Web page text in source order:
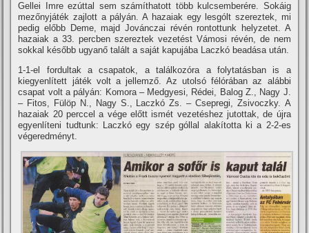
Gellei Imre ezúttal sem számí­thatott több kulcsemberére. Sokáig
mezőnyjáték zajlott a pályán. A hazaiak egy lesgólt szereztek, mi
pedig előbb Deme, majd Jovánczai révén rontottunk helyzetet. A
hazaiak a 33. percben szereztek vezetést Vámosi révén, de nem
sokkal később ugyanő talált a saját kapujába Laczkó beadása után.
1-1-el fordultak a csapatok, a találkozóra a folytatásban is a
kiegyenlí­tett játék volt a jellemző. Az utolsó félórában az alábbi
csapat volt a pályán: Komora – Medgyesi, Rédei, Balog Z., Nagy J.
– Fitos, Fülöp N., Nagy S., Laczkó Zs. – Csepregi, Zsivoczky. A
hazaiak 20 perccel a vége előtt ismét vezetéshez jutottak, de újra
egyenlí­teni tudtunk: Laczkó egy szép góllal alakí­totta ki a 2-2-es
végeredményt.